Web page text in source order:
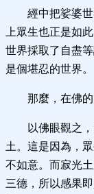
經中把娑婆
上眾生也正是如
世界採取了自盡
是個堪忍的世界。
那麼，在佛
以佛眼觀之
土。這是因為，
不如意。而寂光
三德，所以感果